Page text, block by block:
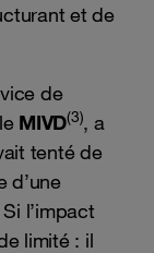
et de
de
MIVD(3), a
tenté de
d’une
l’impact
limité : il